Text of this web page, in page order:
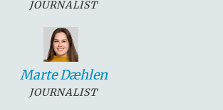
JOURNALIST
MarteDæhlen
JOURNALIST